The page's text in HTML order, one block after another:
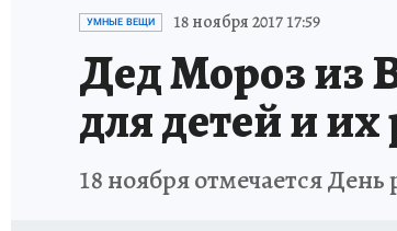
ИСПЫТАНО НА СЕБЕ
УМНЫЕ ВЕЩИ 18 ноября 2017 17:59
Дед Мороз из
для детей и
18 ноября отмечается